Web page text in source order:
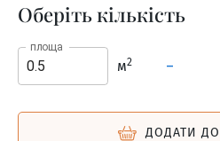
Оберіть кількість
площа
м2 –
ДОДАТИ